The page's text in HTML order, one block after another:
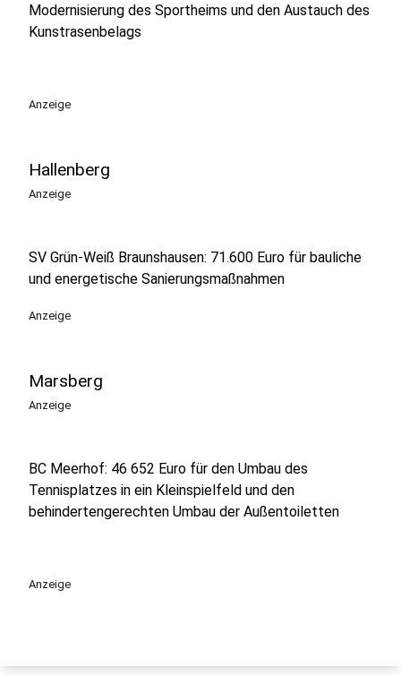
Modernisierung des Sportheims und den Austauch des
Kunstrasenbelags
Anzeige
Hallenberg
Anzeige
SV Grün-Weiß Braunshausen: 71.600 Euro für bauliche
und energetische Sanierungsmaßnahmen
Anzeige
Marsberg
Anzeige
BC Meerhof: 46 652 Euro für den Umbau des
Tennisplatzes in ein Kleinspielfeld und den
behindertengerechten Umbau der Außentoiletten
Anzeige